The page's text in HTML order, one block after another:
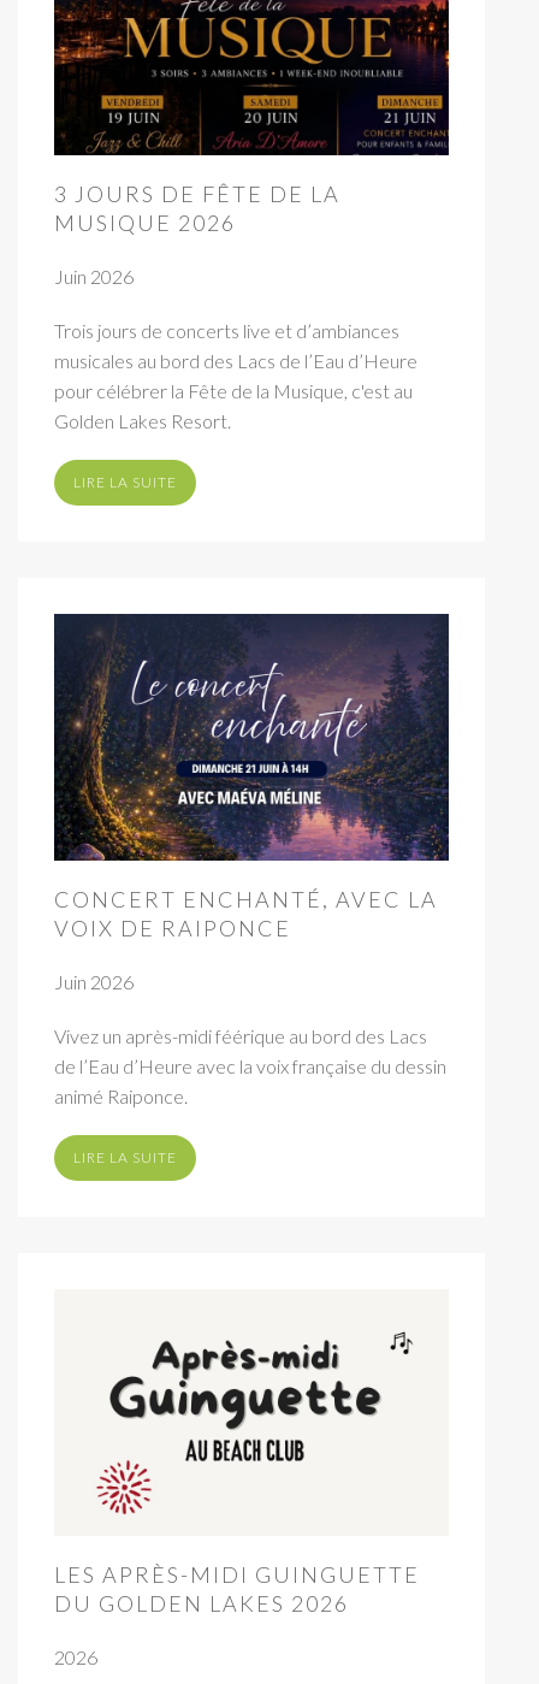
3 JOURS DE FÊTE DE LA
MUSIQUE 2026
Juin 2026
Trois jours de concerts live et d’ambiances
musicales au bord des Lacs de l’Eau d’Heure
pour célébrer la Fête de la Musique, c'est au
Golden Lakes Resort.
LIRE LA SUITE
CONCERT ENCHANTÉ, AVEC LA
VOIX DE RAIPONCE
Juin 2026
Vivez un après-midi féérique au bord des Lacs
de l’Eau d’Heure avec la voix française du dessin
animé Raiponce.
LIRE LA SUITE
LES APRÈS-MIDI GUINGUETTE
DU GOLDEN LAKES 2026
2026